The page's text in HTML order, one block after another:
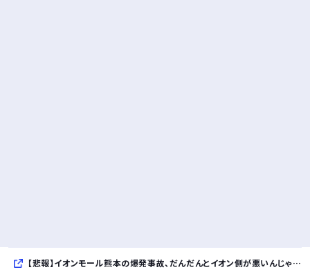
【悲報】イオンモール熊本の爆発事故、だんだんとイオン側が悪いんじゃないかという世論になってしまう